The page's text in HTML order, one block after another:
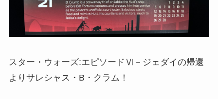
スター・ウォーズ:エピソードⅥ－ジェダイの帰還
より サレシャス・B・クラム ！